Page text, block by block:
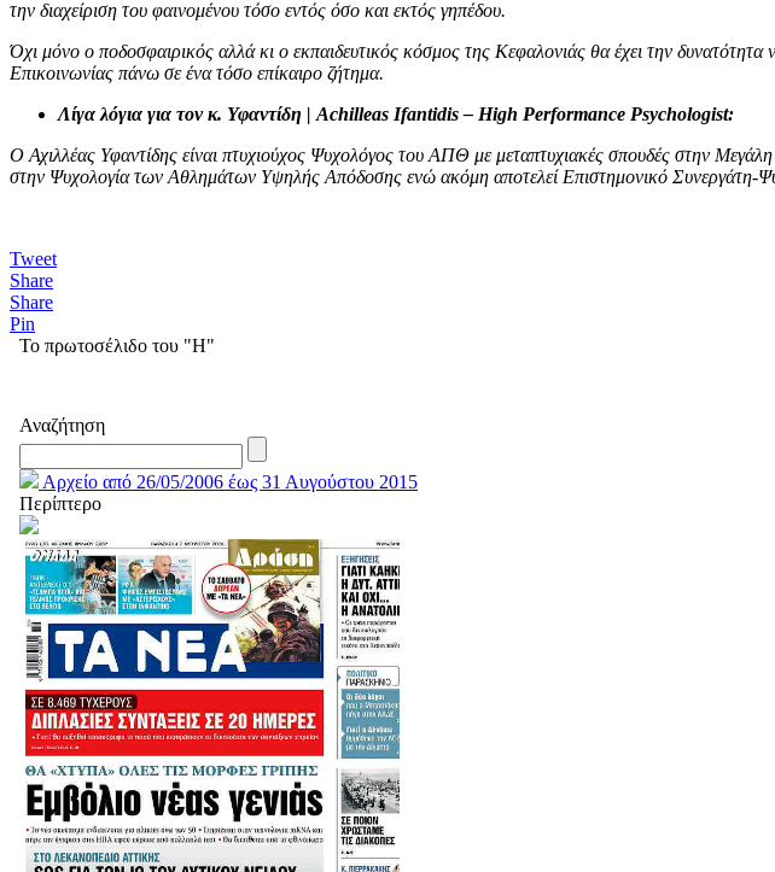
την διαχείριση του φαινομένου τόσο εντός όσο και εκτός γηπέδου.
Όχι μόνο ο ποδοσφαιρικός αλλά κι ο εκπαιδευτικός κόσμος της Κεφαλονιάς θα έχει την
Επικοινωνίας πάνω σε ένα τόσο επίκαιρο ζήτημα.
Λίγα λόγια για τον κ. Υφαντίδη | Achilleas Ιfantidis – High Performance Psychologist:
Ο Αχιλλέας Υφαντίδης είναι πτυχιούχος Ψυχολόγος του ΑΠΘ με μεταπτυχιακές σπουδές στην
στην Ψυχολογία των Αθλημάτων Υψηλής Απόδοσης ενώ ακόμη αποτελεί Επιστημονικό
Tweet
Share
Share
Pin
Το πρωτοσέλιδο του "Η"
Αναζήτηση
Αρχείο από 26/05/2006 έως 31 Αυγούστου 2015
Περίπτερο